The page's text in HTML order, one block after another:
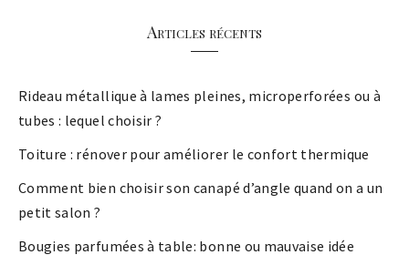
Articles récents
Rideau métallique à lames pleines, microperforées ou à
tubes : lequel choisir ?
Toiture : rénover pour améliorer le confort thermique
Comment bien choisir son canapé d’angle quand on a un
petit salon ?
Bougies parfumées à table: bonne ou mauvaise idée